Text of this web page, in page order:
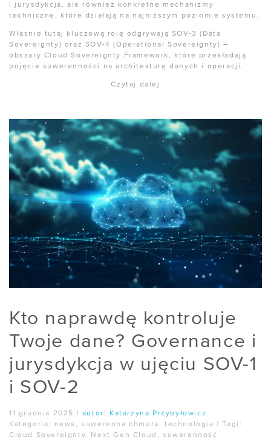
i jurysdykcja, ale również konkretne mechanizmy
techniczne, które działają na najniższym poziomie systemu.
Właśnie tutaj kluczową rolę odgrywają SOV-3 (Data
Sovereignty) oraz SOV-4 (Operational Sovereignty) –
obszary Cloud Sovereignty Framework, które przekładają
pojęcie suwerenności na architekturę danych i operacji.
Czytaj dalej
Kto naprawdę kontroluje
Twoje dane? Governance i
jurysdykcja w ujęciu SOV-1
i SOV-2
11 grudnia 2025 autor:
Katarzyna Przybyłowicz
Kategoria:
news ,suwerenna chmura ,technologia |Tagi:
Cloud Sovereignty, Next Gen Cloud ,suwerenność